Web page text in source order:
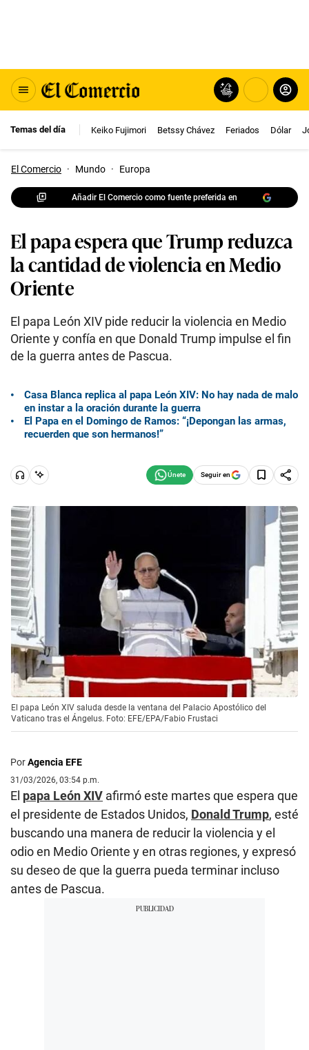
Temas del día Keiko Fujimori Betssy Chávez Feriados Dólar
El Comercio · Mundo · Europa
Añadir El Comercio como fuente preferida en
El papa espera que Trump reduzca
la cantidad de violencia en Medio
Oriente
El papa León XIV pide reducir la violencia en Medio
Oriente y confía en que Donald Trump impulse el fin
de la guerra antes de Pascua.
Casa Blanca replica al papa León XIV: No hay nada de malo
en instar a la oración durante la guerra
El Papa en el Domingo de Ramos: “¡Depongan las armas,
recuerden que son hermanos!”
Seguir en
El papa León XIV saluda desde la ventana del Palacio Apostólico del
Vaticano tras el Ángelus. Foto: EFE/EPA/Fabio Frustaci
PorAgencia EFE
31/03/2026, 03:54 p.m.
El papa León XIV afirmó este martes que espera que
el presidente de Estados Unidos, Donald Trump, esté
buscando una manera de reducir la violencia y el
odio en Medio Oriente y en otras regiones, y expresó
su deseo de que la guerra pueda terminar incluso
antes de Pascua.